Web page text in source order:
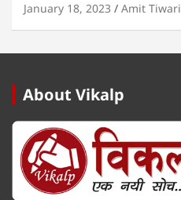
January 18, 2023 Amit Tiwari
About Vikalp